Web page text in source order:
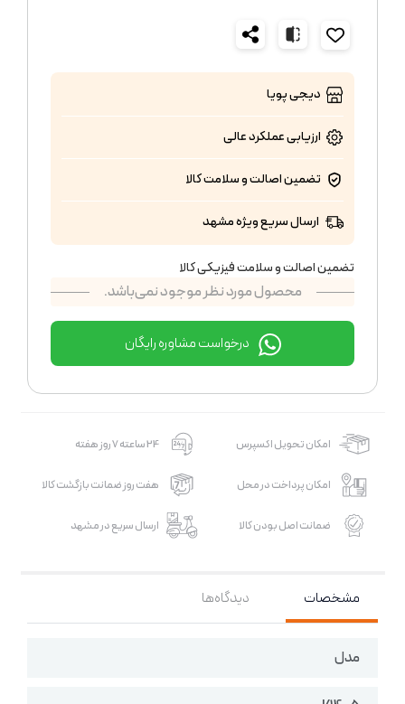
دیجی پویا
ارزیابی عملکردعالی
تضمین اصالت و سلامت کالا
ارسال سریع ویژه مشهد
تضمین اصالت و سلامت فیزیکی کالا
محصول مورد نظر موجود نمی‌باشد.
درخواست مشاوره رایگان
امکان تحویل اکسپرس 24 ساعته 7 روز هفته
امکان پرداخت در محل هفت روز ضمانت بازگشت کالا
ضمانت اصل بودن کالا ارسال سریع در مشهد
مشخصات دیدگاه‌ها
مدل